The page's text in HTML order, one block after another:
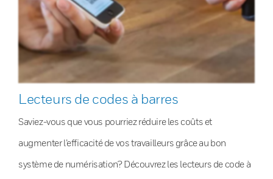
Lecteurs de codes à barres
Saviez-vous que vous pourriez réduire les coûts et
augmenter l’efficacité de vos travailleurs grâce au bon
système de numérisation? Découvrez les lecteurs de code à